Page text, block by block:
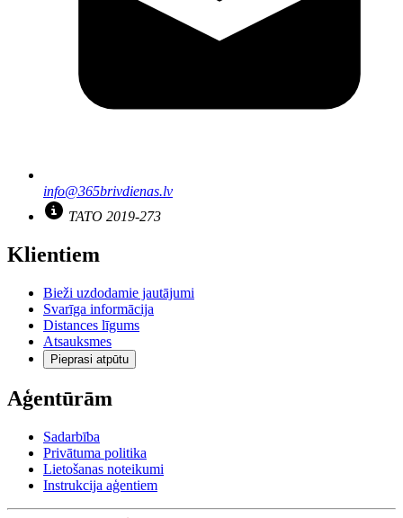
info@365brivdienas.lv
TATO 2019-273
Klientiem
Bieži uzdodamie jautājumi
Svarīga informācija
Distances līgums
Atsauksmes
Pieprasi atpūtu
Aģentūrām
Sadarbība
Privātuma politika
Lietošanas noteikumi
Instrukcija aģentiem